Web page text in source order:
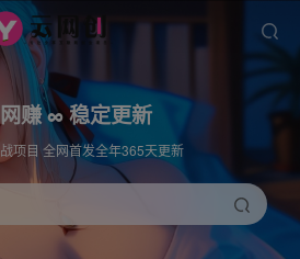
赚 ∞ 稳定更新
项目 全网首发全年365天更新